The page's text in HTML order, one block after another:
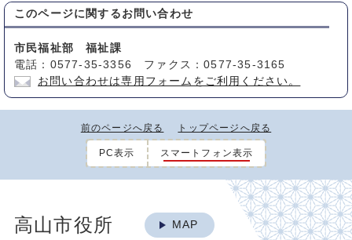
このページに関する お問い合わせ
市民福祉部 福祉課
電話：0577-35-3356 ファクス：0577-35-3165
お問い合わせは専用フォームをご利用ください。
前のページへ戻る トップページへ戻る
PC表示 スマートフォン表示
高山市役所 MAP